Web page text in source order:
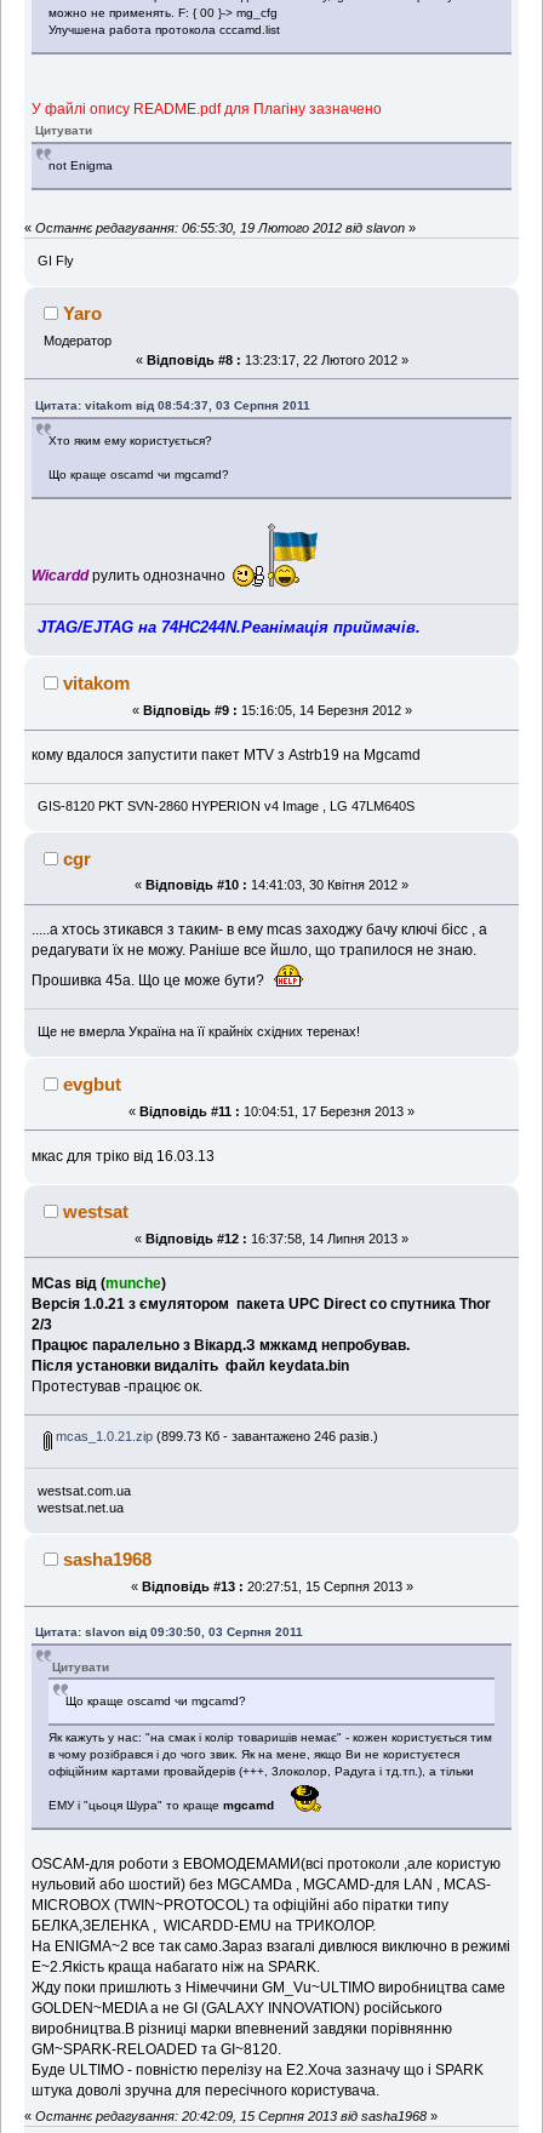
можно не применять. F: { 00 }-> mg_cfg
Улучшена работа протокола cccamd.list
У файлі опису README.pdf для Плагіну зазначено
Цитувати
not Enigma
« Останнє редагування: 06:55:30, 19 Лютого 2012 від slavon »
GI Fly
Yaro
Модератор
« Відповідь #8 : 13:23:17, 22 Лютого 2012 »
Цитата: vitakom від 08:54:37, 03 Серпня 2011
Хто яким ему користується?
Що краще oscamd чи mgcamd?
Wicarddрулить однозначно
JTAG/EJTAG на 74HC244N.Реанімація приймачів.
vitakom
« Відповідь #9 : 15:16:05, 14 Березня 2012 »
кому вдалося запустити пакет MTV з Astrb19 на Mgcamd
GIS-8120 PKT SVN-2860 HYPERION v4 Image , LG 47LM640S
cgr
« Відповідь #10 : 14:41:03, 30 Квітня 2012 »
.....а хтось зтикався з таким- в ему mcas заходжу бачу ключі бісс , а
редагувати їх не можу. Раніше все йшло, що трапилося не знаю.
Прошивка 45а. Що це може бути?
Ще не вмерла Україна на її крайніх східних теренах!
evgbut
« Відповідь #11 : 10:04:51, 17 Березня 2013 »
мкас для тріко від 16.03.13
westsat
« Відповідь #12 : 16:37:58, 14 Липня 2013 »
MCas від (munche)
Версія 1.0.21 з ємулятором пакета UPC Direct со спутника Thor
2/3
Працює паралельно з Вікард.З мжкамд непробував.
Після установки видаліть файл keydata.bin
Протестував -працює ок.
mcas_1.0.21.zip(899.73 Кб - завантажено 246 разів.)
westsat.com.ua
westsat.net.ua
sasha1968
« Відповідь #13 : 20:27:51, 15 Серпня 2013 »
Цитата: slavon від 09:30:50, 03 Серпня 2011
Цитувати
Що краще oscamd чи mgcamd?
Як кажуть у нас: "на смак і колір товаришів немає" - кожен користується тим
в чому розібрався і до чого звик. Як на мене, якщо Ви не користуєтеся
офіційним картами провайдерів (+++, 3локолор, Радуга і тд.тп.), а тільки
ЕМУ і "цьоця Шура" то кращеmgcamd
OSCAM-для роботи з ЕВОМОДЕМАМИ(всі протоколи ,але користую
нульовий або шостий) без MGCAMDа , MGCAMD-для LAN , MCAS-
MICROBOX (TWIN~PROTOCOL) та офіційні або піратки типу
БЕЛКА,ЗЕЛЕНКА , WICARDD-EMU на ТРИКОЛОР.
На ENIGMA~2 все так само.Зараз взагалі дивлюся виключно в режимі
E~2.Якість краща набагато ніж на SPARK.
Жду поки пришлють з Німеччини GM_Vu~ULТIMO виробництва саме
GOLDEN~MEDIA а не GI (GALAXY INNOVATION) російського
виробництва.В різниці марки впевнений завдяки порівнянню
GM~SPARK-RELOADED та GI~8120.
Буде ULТIMO - повністю перелізу на Е2.Хоча зазначу що і SPARK
штука доволі зручна для пересічного користувача.
« Останнє редагування: 20:42:09, 15 Серпня 2013 від sasha1968 »